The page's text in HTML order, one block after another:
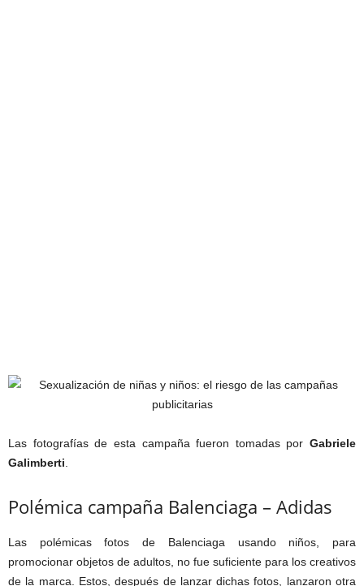
Las fotografías de esta campaña fueron tomadas por Gabriele
Galimberti
Polémica campaña Balenciaga – Adidas
Las polémicas fotos de Balenciaga usando niños, para
promocionar objetos de adultos, no fue suficiente para los creativos
de la marca. Estos, después de lanzar dichas fotos, lanzaron otra